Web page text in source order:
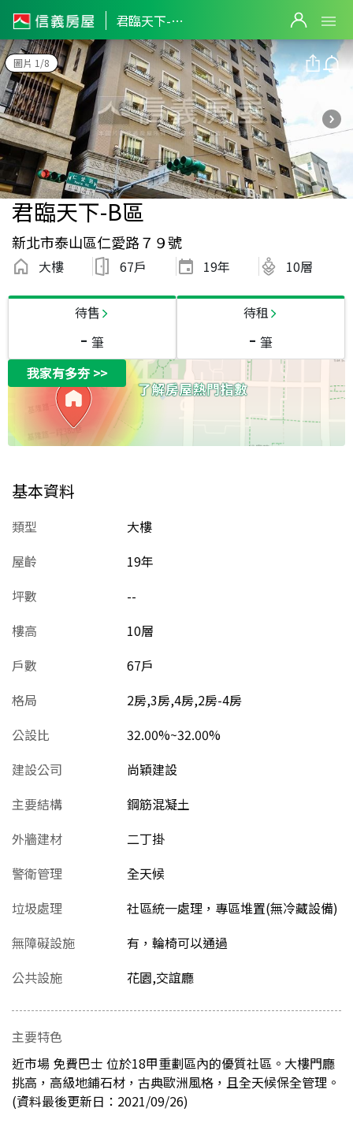
君臨天下-B區
圖片 1/8
君臨天下-B區
新北市泰山區仁愛路７９號
大樓 67戶 19年 10層
待售
- 筆
待租
- 筆
我家有多夯>>
基本資料
類型
大樓
屋齡
19年
坪數
--
樓高
10層
戶數
67戶
格局
2房,3房,4房,2房-4房
公設比
32.00%~32.00%
建設公司
尚穎建設
主要結構
鋼筋混凝土
外牆建材
二丁掛
警衛管理
全天候
垃圾處理
社區統一處理，專區堆置(無冷藏設備)
無障礙設施
有，輪椅可以通過
公共設施
花園,交誼廳
主要特色
近市場 免費巴士 位於18甲重劃區內的優質社區。大樓門廳
挑高，高級地鋪石材，古典歐洲風格，且全天候保全管理。
(資料最後更新日：2021/09/26)